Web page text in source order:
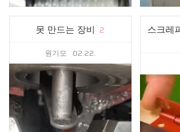
못 만드는 장비 2
원기모 02.22.
스크레